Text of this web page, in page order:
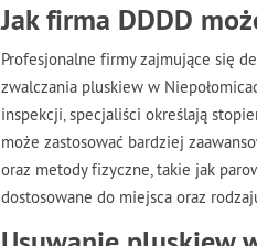
Jak firma DDDD
Profesjonalne firmy zajmujące się
zwalczania pluskiew w
inspekcji, specjaliści określają
może zastosować bardziej
oraz metody fizyczne, takie jak
dostosowane do miejsca oraz